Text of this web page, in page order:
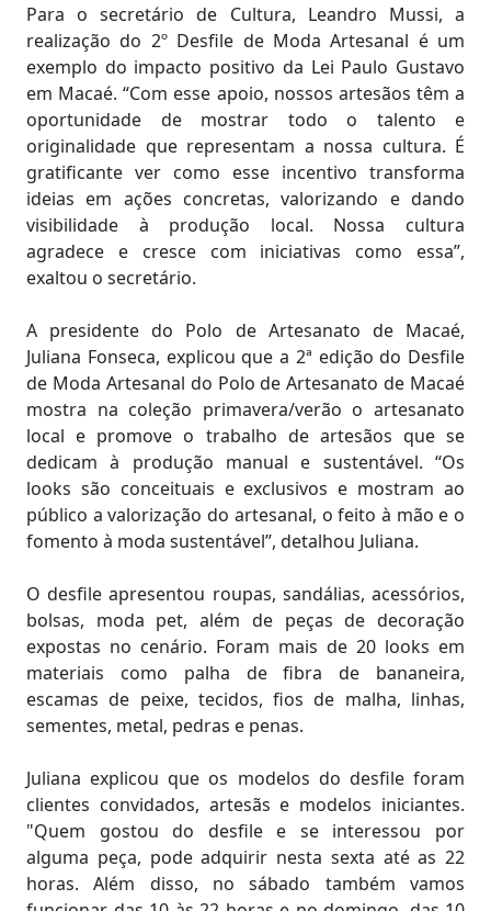
Para o secretário de Cultura, Leandro Mussi, a
realização do 2º Desfile de Moda Artesanal é um
exemplo do impacto positivo da Lei Paulo Gustavo
em Macaé. “Com esse apoio, nossos artesãos têm a
oportunidade de mostrar todo o talento e
originalidade que representam a nossa cultura. É
gratificante ver como esse incentivo transforma
ideias em ações concretas, valorizando e dando
visibilidade à produção local. Nossa cultura
agradece e cresce com iniciativas como essa”,
exaltou o secretário.
A presidente do Polo de Artesanato de Macaé,
Juliana Fonseca, explicou que a 2ª edição do Desfile
de Moda Artesanal do Polo de Artesanato de Macaé
mostra na coleção primavera/verão o artesanato
local e promove o trabalho de artesãos que se
dedicam à produção manual e sustentável. “Os
looks são conceituais e exclusivos e mostram ao
público a valorização do artesanal, o feito à mão e o
fomento à moda sustentável”, detalhou Juliana.
O desfile apresentou roupas, sandálias, acessórios,
bolsas, moda pet, além de peças de decoração
expostas no cenário. Foram mais de 20 looks em
materiais como palha de fibra de bananeira,
escamas de peixe, tecidos, fios de malha, linhas,
sementes, metal, pedras e penas.
Juliana explicou que os modelos do desfile foram
clientes convidados, artesãs e modelos iniciantes.
"Quem gostou do desfile e se interessou por
alguma peça, pode adquirir nesta sexta até as 22
horas. Além disso, no sábado também vamos